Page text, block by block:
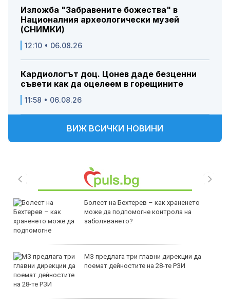
Изложба "Забравените божества" в
Националния археологически музей
(СНИМКИ)
12:10 • 06.08.26
Кардиологът доц. Цонев даде безценни
съвети как да оцелеем в горещините
11:58 • 06.08.26
ВИЖ ВСИЧКИ НОВИНИ
Болест на Бехтерев – как храненето
може да подпомогне контрола на
заболяването?
МЗ предлага три главни дирекции да
поемат дейностите на 28-те РЗИ